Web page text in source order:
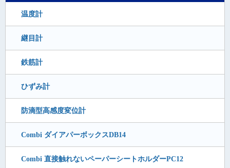
温度計
継目計
鉄筋計
ひずみ計
防滴型高感度変位計
Combi ダイアパーボックスDB14
Combi 直接触れないペーパーシートホルダーPC12